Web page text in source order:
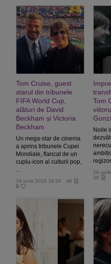
Tom Cruise, guest
starul din tribunele
FIFA World Cup,
alături de David
Beckham și Victoria
Beckham
Un mega‑star de cinema
a aprins tribunele Cupei
Mondiale, flancat de un
cuplu‑icon al culturii pop,
...
14 iunie 2026 16:26
49
0
Tom
Noile
28
36